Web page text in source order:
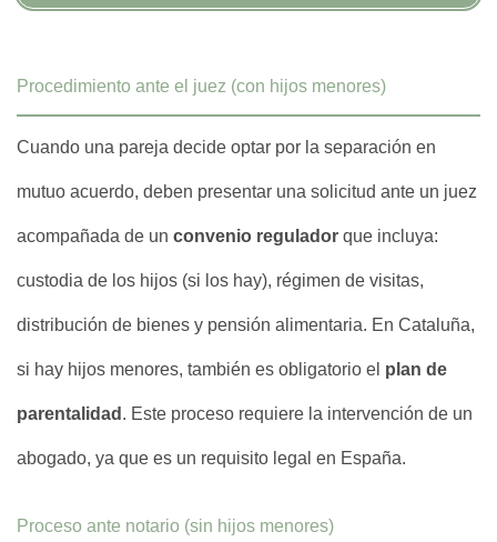
Procedimiento ante el juez (con hijos menores)
Cuando una pareja decide optar por la separación en
mutuo acuerdo, deben presentar una solicitud ante un juez
acompañada de un convenio regulador que incluya:
custodia de los hijos (si los hay), régimen de visitas,
distribución de bienes y pensión alimentaria. En Cataluña,
si hay hijos menores, también es obligatorio el plan de
parentalidad . Este proceso requiere la intervención de un
abogado, ya que es un requisito legal en España.
Proceso ante notario (sin hijos menores)